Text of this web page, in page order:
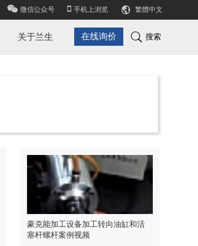
 繁體中文
手机上浏览
微信公众号
关于兰生  搜索
在线询价
豪克能加工设备加工转向油缸和活
塞杆螺杆案例视频